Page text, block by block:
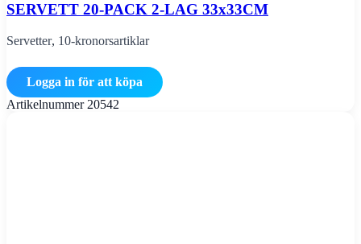
SERVETT 20-PACK 2-LAG 33x33CM
Servetter, 10-kronorsartiklar
Logga in för att köpa
Artikelnummer 20542